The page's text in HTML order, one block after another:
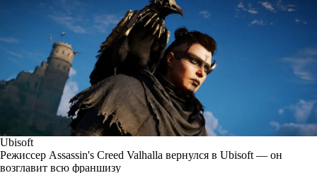
Ubisoft
Режиссер Assassin's Creed Valhalla вернулся в Ubisoft — он
возглавит всю франшизу